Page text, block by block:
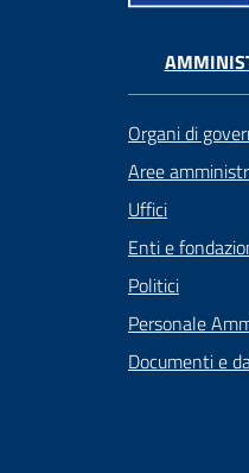
Organi di
Aree
Uffici
Enti e
Politici
Personale
Documenti e